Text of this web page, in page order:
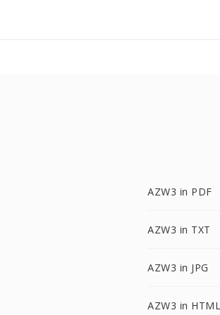
AZW3 in PDF
AZW3 in TXT
AZW3 in JPG
AZW3 in HTML